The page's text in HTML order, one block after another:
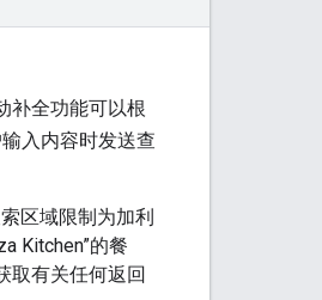
补全功能可以根
入内容时发送查
区域限制为加利
Kitchen”的餐
取有关任何返回